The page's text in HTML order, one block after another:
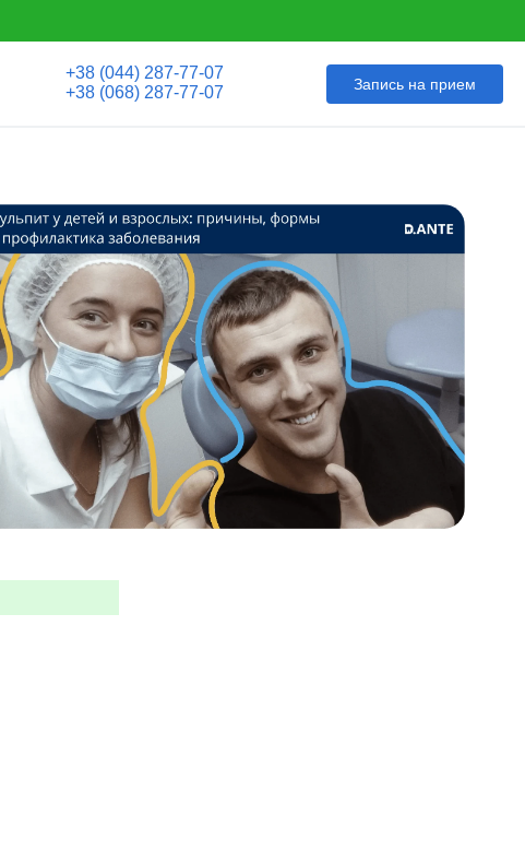
+38 (044) 287-77-07
+38 (068) 287-77-07
Запись на прием